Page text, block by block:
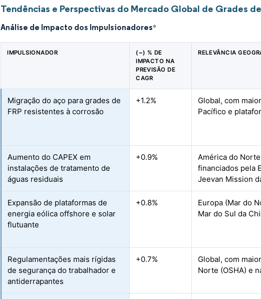
Tendências e Perspectivas do Mercado Global de Grades de
Análise de Impacto dos Impulsionadores*
IMPULSIONADOR
(~) % DE
IMPACTO NA
PREVISÃO DE
CAGR
RELEVÂNCIA
Migração do aço para grades de
FRP resistentes à corrosão
+1.2%
Global, com
Pacífico e
Aumento do CAPEX em
instalações de tratamento de
águas residuais
+0.9%
América do
financiados pela
Jeevan Mission
Expansão de plataformas de
energia eólica offshore e solar
flutuante
+0.8%
Europa (Mar do
Mar do Sul da
Regulamentações mais rígidas
de segurança do trabalhador e
antiderrapantes
+0.7%
Global, com
Norte (OSHA) e